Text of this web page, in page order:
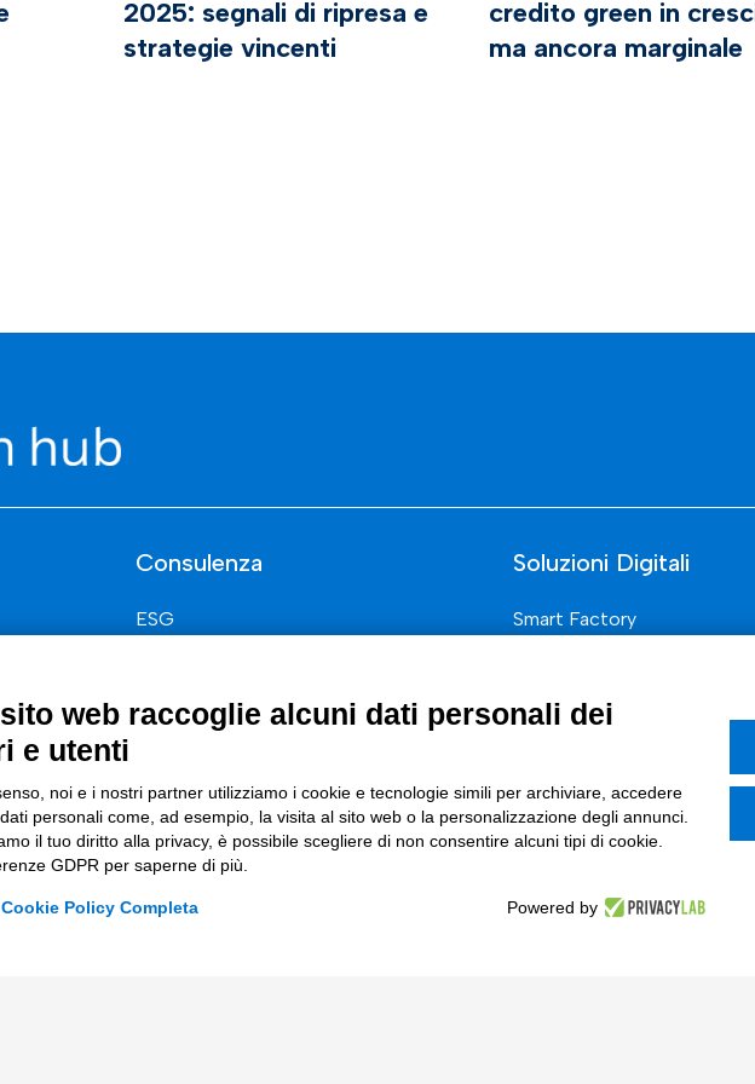
2025: segnali di ripresa e
strategie vincenti
credito green in
ma ancora marginale
Consulenza
ESG
Nuovi Mercati
Digital Marketing
Data & BI
Trasformazione Digitale
Compliance Normativa Integrata
Soluzioni Digitali
Smart Factory
Soluzioni Custom
Compliance
web raccoglie alcuni dati personali dei
e utenti
noi e i nostri partner utilizziamo i cookie e tecnologie simili per archiviare, accedere
personali come, ad esempio, la visita al sito web o la personalizzazione degli annunci.
il tuo diritto alla privacy, è possibile scegliere di non consentire alcuni tipi di cookie.
GDPR per saperne di più.
Policy Completa Powered by